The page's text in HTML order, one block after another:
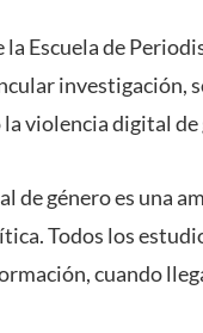
la Escuela de
investigación,
violencia digital de
de género es una
Todos los
cuando